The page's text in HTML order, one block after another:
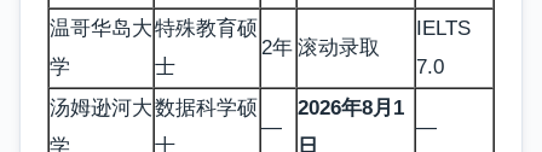
温哥华岛大
学
特殊教育硕
士
2年 滚动录取
IELTS
7.0
汤姆逊河大
学
数据科学硕
士
—
2026年8月1
日
—